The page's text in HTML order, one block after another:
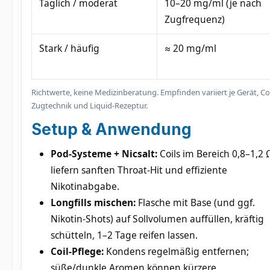
Täglich / moderat
10–20 mg/ml (je nach
Zugfrequenz)
Stark / häufig ≈ 20 mg/ml
Richtwerte, keine Medizinberatung. Empfinden variiert je Gerät,
Zugtechnik und Liquid-Rezeptur.
Setup & Anwendung
Pod-Systeme + Nicsalt: Coils im Bereich 0,8–1,2
liefern sanften Throat-Hit und effiziente
Nikotinabgabe.
Longfills mischen: Flasche mit Base (und ggf.
Nikotin-Shots) auf Sollvolumen auffüllen, kräftig
schütteln, 1–2 Tage reifen lassen.
Coil-Pflege: Kondens regelmäßig entfernen;